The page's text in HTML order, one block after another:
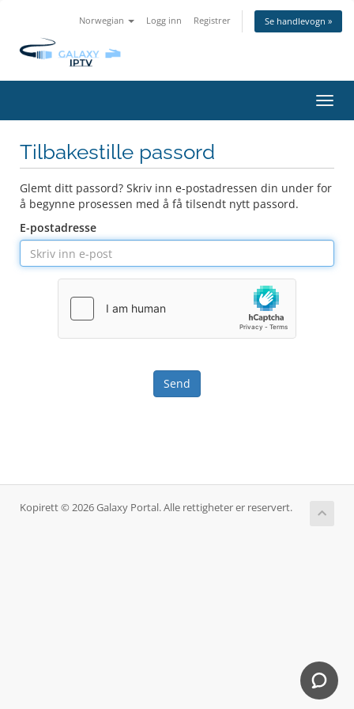
Norwegian Logg inn Registrer Se handlevogn »
Bytt
Tilbakestille passord
Glemt ditt passord? Skriv inn e-postadressen din under for
å begynne prosessen med å få tilsendt nytt passord.
E-postadresse
Send
Kopirett © 2026 Galaxy Portal. Alle rettigheter er reservert.